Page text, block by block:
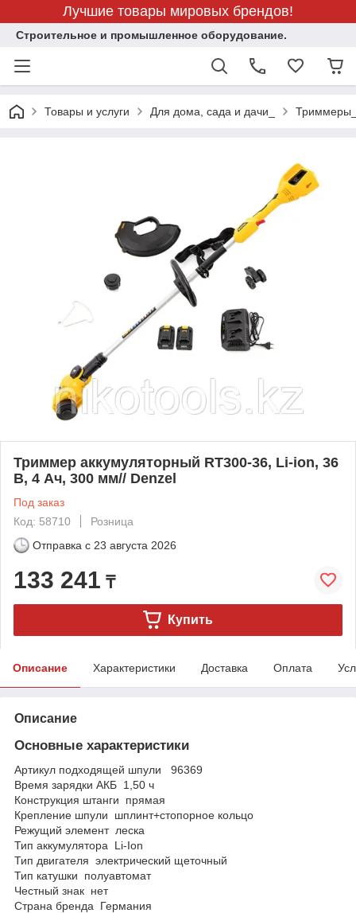
Лучшие товары мировых брендов!
Строительное и промышленное оборудование.
Товары и услуги Для дома, сада и дачи_
Триммер аккумуляторный RТ300-36, Li-ion, 36
В, 4 Ач, 300 мм// Denzel
Под заказ
Код: 58710
Розница
Отправка с 23 августа 2026
133 241 ₸
Купить
Описание Характеристики Доставка Оплата
Описание
Основные характеристики
Артикул подходящей шпули 96369
Время зарядки АКБ 1,50 ч
Конструкция штанги прямая
Крепление шпули шплинт+стопорное кольцо
Режущий элемент леска
Тип аккумулятора Li-Ion
Тип двигателя электрический щеточный
Тип катушки полуавтомат
Честный знак нет
Страна бренда Германия